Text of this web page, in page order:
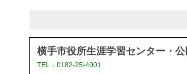
横手市役所生涯学習センター・
TEL：0182-25-4001